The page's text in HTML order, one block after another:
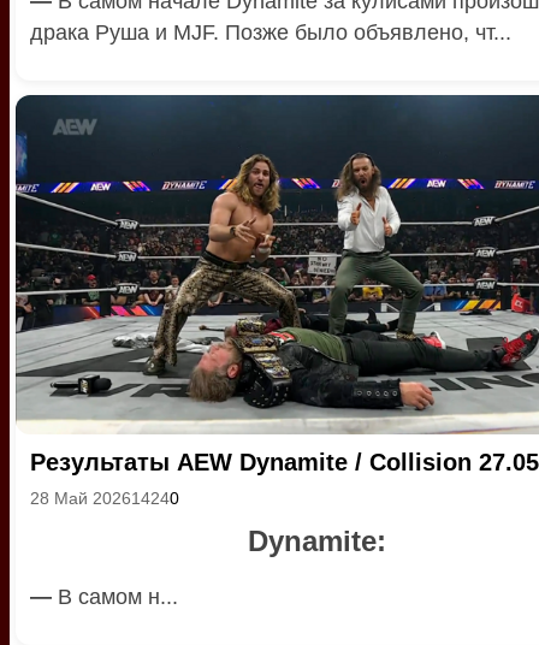
драка Руша и MJF. Позже было объявлено, чт...
Результаты AEW Dynamite / Collision
28 Май 202614240
Dynamite:
— В самом н...